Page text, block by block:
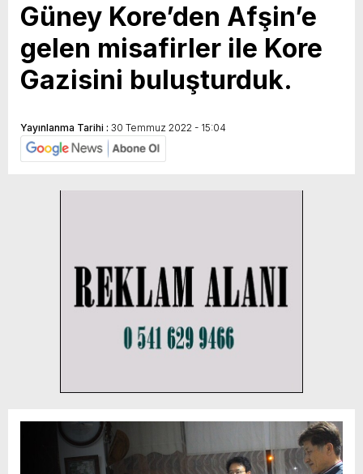
Güney Kore’den Afşin’e
gelen misafirler ile Kore
Gazisini buluşturduk.
Yayınlanma Tarihi : 30 Temmuz 2022 - 15:04